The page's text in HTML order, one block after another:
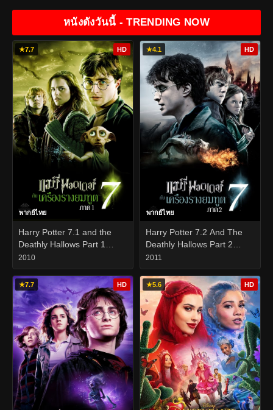
หนังดังวันนี้ - TRENDING NOW
★7.7 HD
พากย์ไทย
Harry Potter 7.1 and the
Deathly Hallows Part 1
(2010) แฮร์รี่ พอตเตอร์ กับ
เครื่องรางยมทูต ภาค 1
2010
★4.1 HD
พากย์ไทย
Harry Potter 7.2 And The
Deathly Hallows Part 2
(2011) แฮร์รี่ พอตเตอร์ กับ
เครื่องรางยมทูต ภาค 2
2011
★7.7 HD ★5.6 HD